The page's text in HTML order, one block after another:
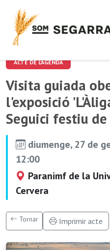
ACTE DE L'AGENDA
Visita guiada
l'exposició
Seguici festiu
diumenge, 27 de
12:00
Paranimf de la
Cervera
Tornar Imprimir acte